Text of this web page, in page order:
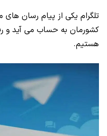
تلگرام یکی از پیام رسان
کشورمان به حساب می آید و
هستیم.